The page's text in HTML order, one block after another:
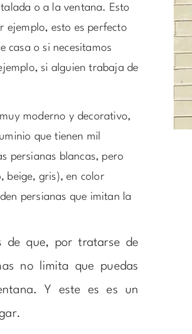
o a la ventana. Esto
ejemplo, esto es perfecto
casa o si necesitamos
si alguien trabaja de
moderno y decorativo,
que tienen mil
persianas blancas, pero
beige, gris), en color
persianas que imitan la
de que, por tratarse de
no limita que puedas
Y este es es un